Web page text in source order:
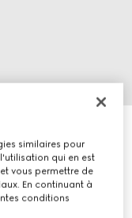
similaires pour
qui en est
vous permettre de
En continuant à
conditions